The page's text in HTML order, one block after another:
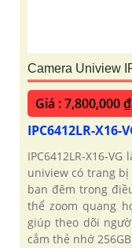
Camera Uniview
Giá : 7,800,000 ₫
IPC6412LR-X16-
IPC6412LR-X16-
uniview có trang
ban đêm trong
thể zoom quang
giúp theo dõi
cắm thẻ nhớ 256GB